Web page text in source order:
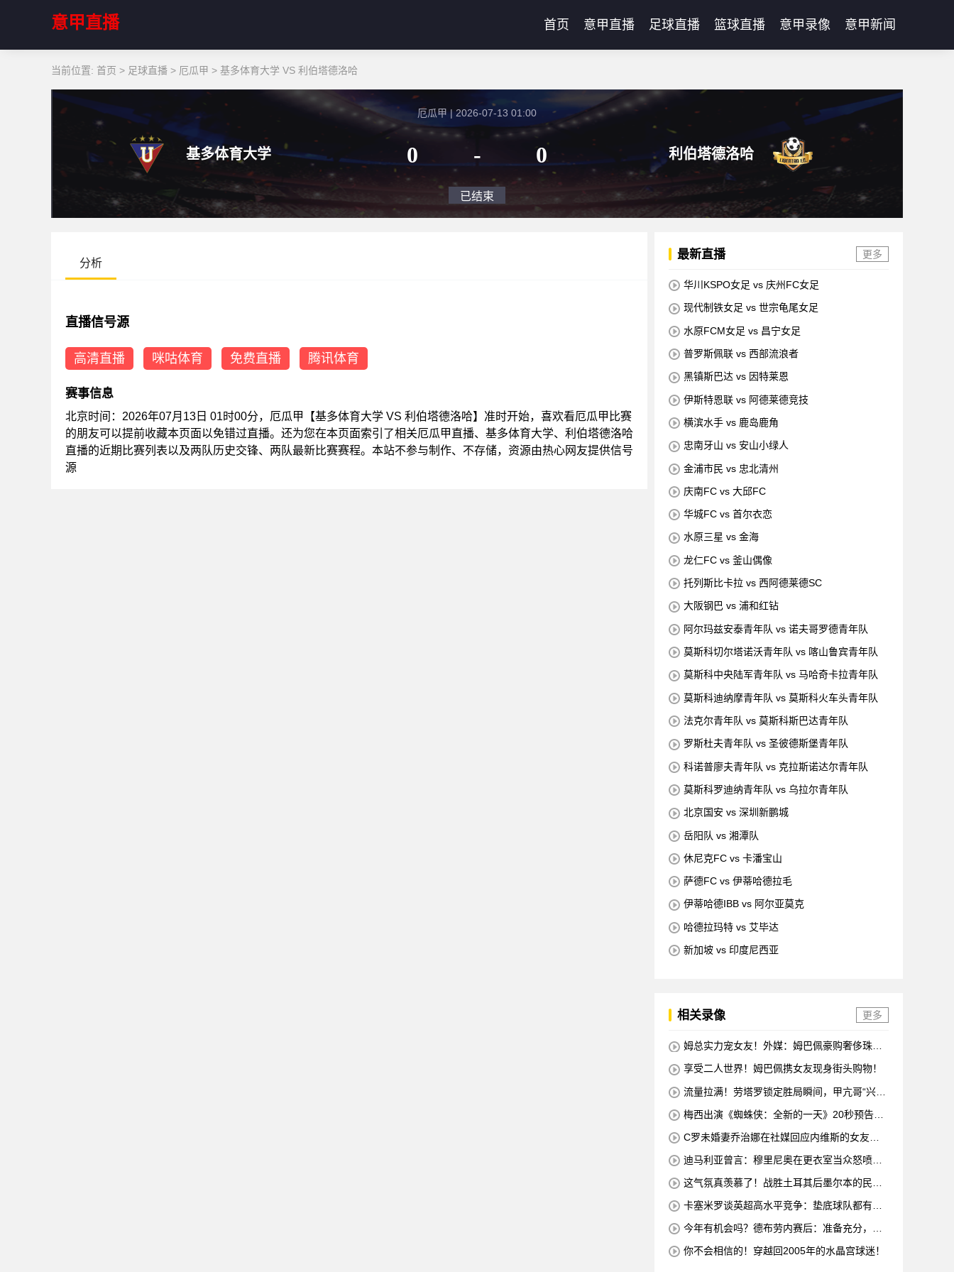
意甲直播 首页 意甲直播 足球直播 篮球直播 意甲录像 意甲新闻
当前位置: 首页 > 足球直播 > 厄瓜甲 > 基多体育大学 VS 利伯塔德洛哈
基多体育大学
厄瓜甲 | 2026-07-13 01:00
0 - 0
已结束
利伯塔德洛哈
分析
直播信号源
高清直播 咪咕体育 免费直播 腾讯体育
赛事信息
北京时间：2026年07月13日 01时00分，厄瓜甲【基多体育大学 VS 利伯塔德洛哈】准时开始，喜欢看厄瓜甲比赛
的朋友可以提前收藏本页面以免错过直播。还为您在本页面索引了相关厄瓜甲直播、基多体育大学、利伯塔德洛哈
直播的近期比赛列表以及两队历史交锋、两队最新比赛赛程。本站不参与制作、不存储，资源由热心网友提供信号
源
最新直播 更多
华川KSPO女足 vs 庆州FC女足
现代制铁女足 vs 世宗龟尾女足
水原FCM女足 vs 昌宁女足
普罗斯佩联 vs 西部流浪者
黑镇斯巴达 vs 因特莱恩
伊斯特恩联 vs 阿德莱德竞技
横滨水手 vs 鹿岛鹿角
忠南牙山 vs 安山小绿人
金浦市民 vs 忠北清州
庆南FC vs 大邱FC
华城FC vs 首尔衣恋
水原三星 vs 金海
龙仁FC vs 釜山偶像
托列斯比卡拉 vs 西阿德莱德SC
大阪钢巴 vs 浦和红钻
阿尔玛兹安泰青年队 vs 诺夫哥罗德青年队
莫斯科切尔塔诺沃青年队 vs 喀山鲁宾青年队
莫斯科中央陆军青年队 vs 马哈奇卡拉青年队
莫斯科迪纳摩青年队 vs 莫斯科火车头青年队
法克尔青年队 vs 莫斯科斯巴达青年队
罗斯杜夫青年队 vs 圣彼德斯堡青年队
科诺普廖夫青年队 vs 克拉斯诺达尔青年队
莫斯科罗迪纳青年队 vs 乌拉尔青年队
北京国安 vs 深圳新鹏城
岳阳队 vs 湘潭队
休尼克FC vs 卡潘宝山
萨德FC vs 伊蒂哈德拉毛
伊蒂哈德IBB vs 阿尔亚莫克
哈德拉玛特 vs 艾毕达
新加坡 vs 印度尼西亚
相关录像 更多
姆总实力宠女友！外媒：姆巴佩豪购奢侈珠宝
享受二人世界！姆巴佩携女友现身街头购物！
流量拉满！劳塔罗锁定胜局瞬间，甲亢哥“兴
梅西出演《蜘蛛侠：全新的一天》20秒预告片
C罗未婚妻乔治娜在社媒回应内维斯的女友：
迪马利亚曾言：穆里尼奥在更衣室当众怒喷C
这气氛真羡慕了！战胜土耳其后墨尔本的民众
卡塞米罗谈英超高水平竞争：垫底球队都有好
今年有机会吗？德布劳内赛后：准备充分，希
你不会相信的！穿越回2005年的水晶宫球迷！